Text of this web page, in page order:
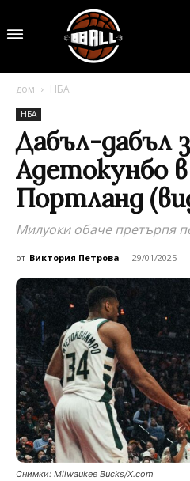
дом НБА
НБА
Дабъл-дабъл
Адетокунбо
Портланд
Милуоки обаче претърпя
от Виктория Петрова - 29/01/2025
Снимки: Milwaukee Bucks/X.com